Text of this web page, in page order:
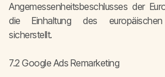
Angemessenheitsbeschlusses der
die Einhaltung des europäischen
sicherstellt.
7.2 Google Ads Remarketing